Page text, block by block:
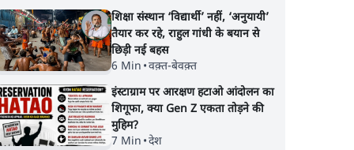
है,
की
संसदीय समिति-मेटा की
बैठकः मार्क ज़करबर्ग ने भारत
सरकार से माफी मांगी
शाह के ख़िलाफ़ संसद
विपक्ष का मार्च, 'गृह
शिक्षा संस्थान ‘विद्यार्थी’ नहीं, ‘अनुयायी’
तैयार कर रहे, राहुल गांधी के बयान से
छिड़ी नई बहस
6 Min •वक़्त-बेवक़्त
इंस्टाग्राम पर आरक्षण हटाओ आंदोलन का
शिगूफा, क्या Gen Z एकता तोड़ने की
मुहिम?
7 Min •देश